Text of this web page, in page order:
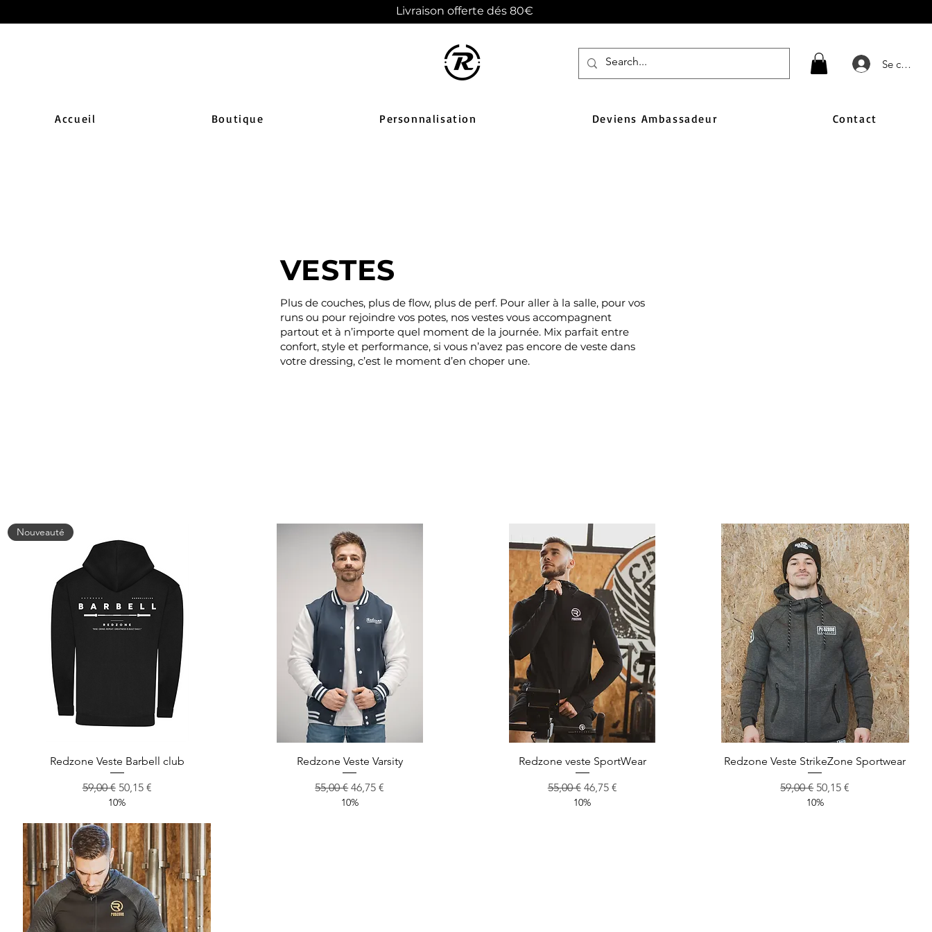
Livraison offerte dés 80€
Se
Accueil Boutique Personnalisation Deviens Ambassadeur Contact
VESTES
Plus de couches, plus de flow, plus de perf. Pour aller à la salle, pour vos
runs ou pour rejoindre vos potes, nos vestes vous accompagnent
partout et à n’importe quel moment de la journée. Mix parfait entre
confort, style et performance, si vous n’avez pas encore de veste dans
votre dressing, c’est le moment d’en choper une.
Aperçu rapide
Nouveauté
Redzone Veste Barbell club
Prix original
59,00 € Prix promotionnel
50,15 €
10%
Aperçu rapide
Redzone Veste Varsity
Prix original
55,00 €Prix promotionnel
46,75 €
10%
Aperçu rapide
Redzone veste SportWear
Prix original
55,00 € Prix promotionnel
46,75 €
10%
Aperçu rapide
Redzone Veste StrikeZone Sportwear
Prix original
59,00 € Prix promotionnel
50,15 €
10%